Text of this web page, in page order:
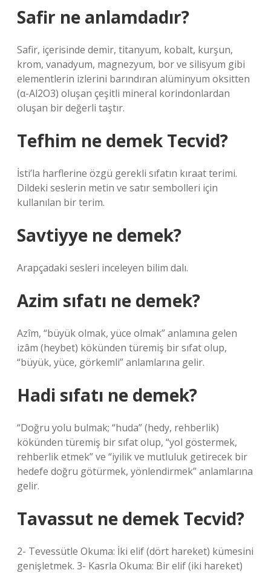
Safir ne anlamdadır?
Safir, içerisinde demir, titanyum, kobalt, kurşun,
krom, vanadyum, magnezyum, bor ve silisyum gibi
elementlerin izlerini barındıran alüminyum oksitten
(α-Al2O3) oluşan çeşitli mineral korindonlardan
oluşan bir değerli taştır.
Tefhim ne demek Tecvid?
İsti’la harflerine özgü gerekli sıfatın kıraat terimi.
Dildeki seslerin metin ve satır sembolleri için
kullanılan bir terim.
Savtiyye ne demek?
Arapçadaki sesleri inceleyen bilim dalı.
Azim sıfatı ne demek?
Azîm, “büyük olmak, yüce olmak” anlamına gelen
izâm (heybet) kökünden türemiş bir sıfat olup,
“büyük, yüce, görkemli” anlamlarına gelir.
Hadi sıfatı ne demek?
“Doğru yolu bulmak; “huda” (hedy, rehberlik)
kökünden türemiş bir sıfat olup, “yol göstermek,
rehberlik etmek” ve “iyilik ve mutluluk getirecek bir
hedefe doğru götürmek, yönlendirmek” anlamlarına
gelir.
Tavassut ne demek Tecvid?
2- Tevessütle Okuma: İki elif (dört hareket) kümesini
genişletmek. 3- Kasrla Okuma: Bir elif (iki hareket)